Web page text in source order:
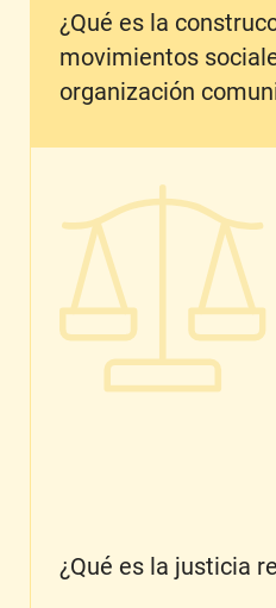
¿Qué es la
movimientos
organización
¿Qué es la justicia